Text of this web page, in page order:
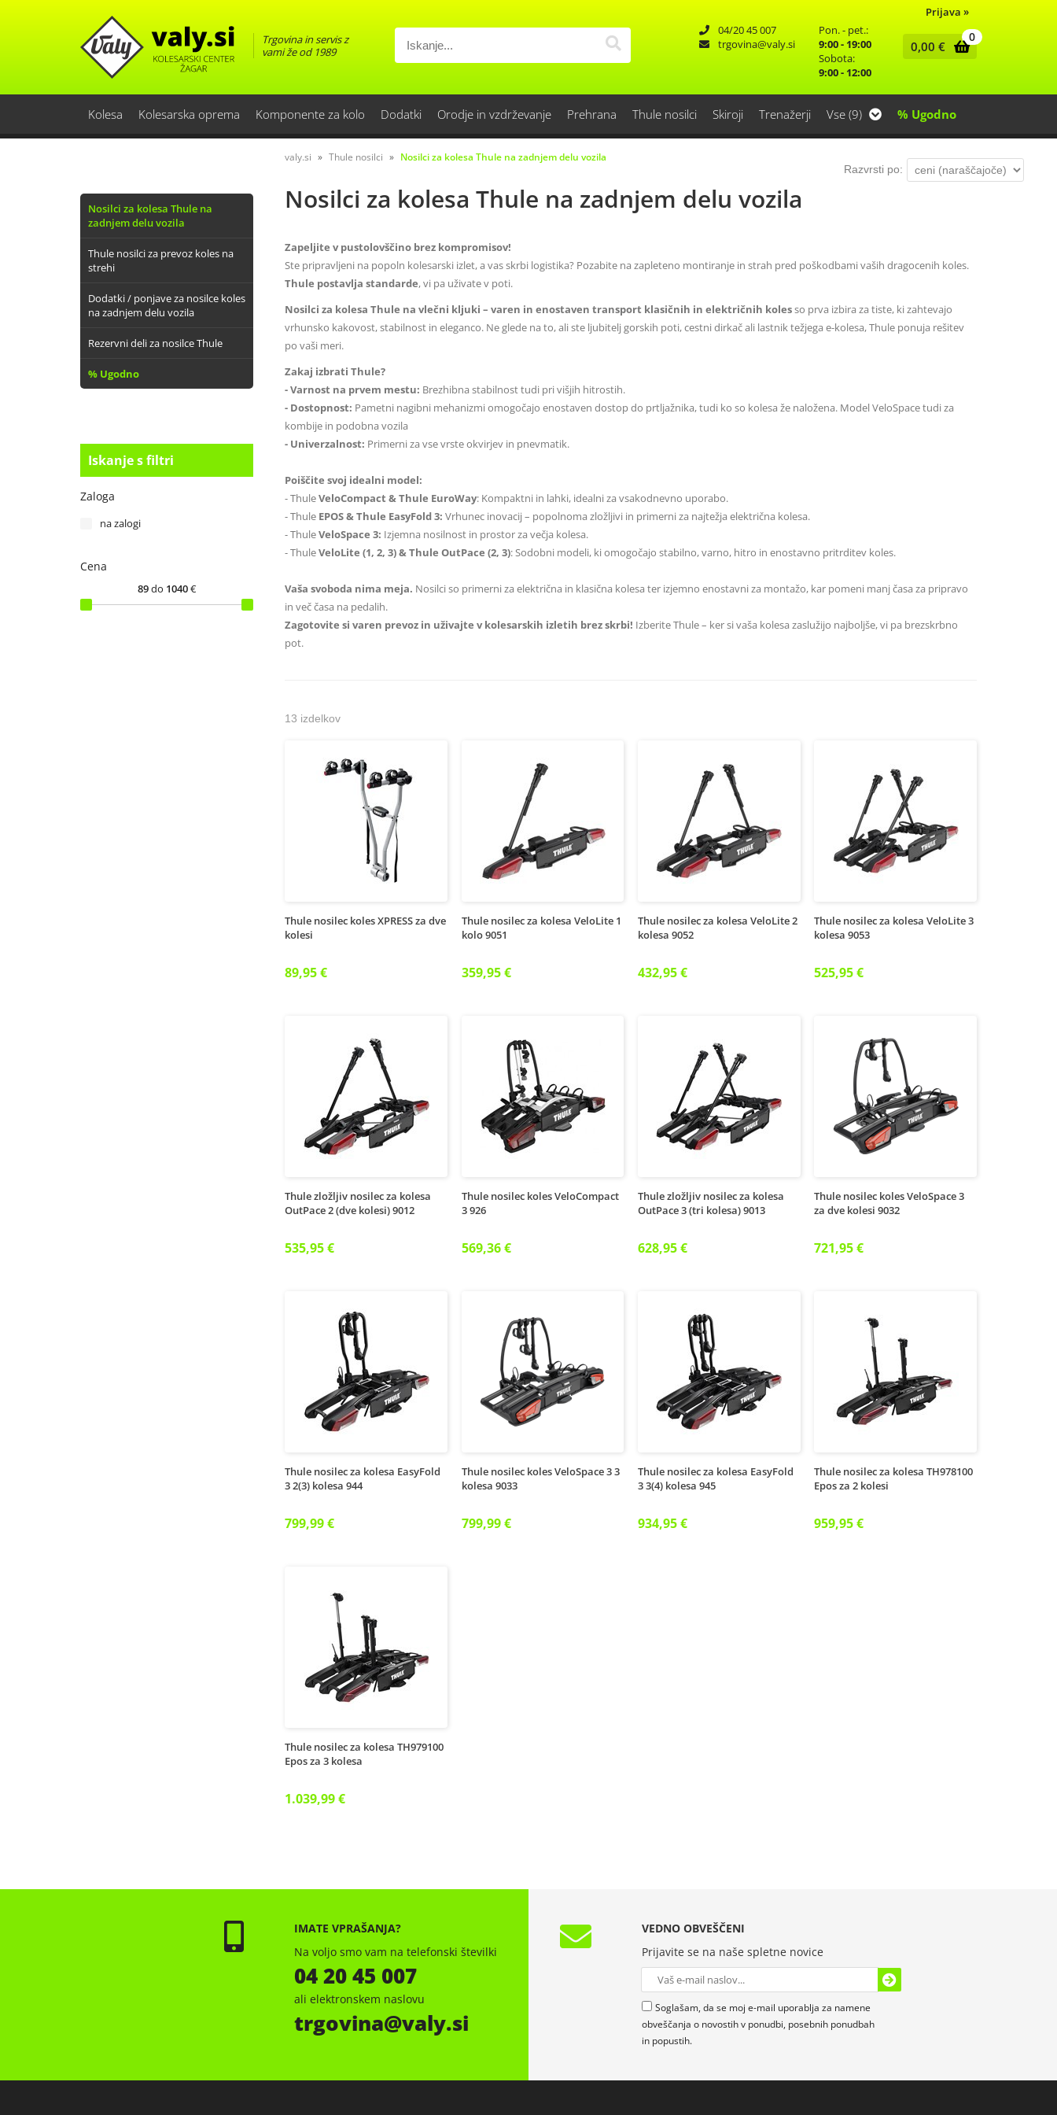
Prijava »
Trgovina in servis z
vami že od 1989
04/20 45 007
trgovina
valy.si
Pon. - pet.:
9:00 - 19:00
Sobota:
9:00 - 12:00
0
0,00 €
Kolesa Kolesarska oprema Komponente za kolo Dodatki Orodje in vzdrževanje Prehrana Thule nosilci Skiroji Trenažerji Vse (9) % Ugodno
Nosilci za kolesa Thule na
zadnjem delu vozila
Thule nosilci za prevoz koles na
strehi
Dodatki / ponjave za nosilce koles
na zadnjem delu vozila
Rezervni deli za nosilce Thule
% Ugodno
Iskanje s filtri
Zaloga
na zalogi
Cena
89do 1040€
valy.si Thule nosilci Nosilci za kolesa Thule na zadnjem delu vozila
Razvrsti po:
Nosilci za kolesa Thule na zadnjem delu vozila
Zapeljite v pustolovščino brez kompromisov!
Ste pripravljeni na popoln kolesarski izlet, a vas skrbi logistika? Pozabite na zapleteno montiranje in strah pred poškodbami vaših dragocenih koles.
Thule postavlja standarde, vi pa uživate v poti.
Nosilci za kolesa Thule na vlečni kljuki – varen in enostaven transport klasičnih in električnih kolesso prva izbira za tiste, ki zahtevajo
vrhunsko kakovost, stabilnost in eleganco. Ne glede na to, ali ste ljubitelj gorskih poti, cestni dirkač ali lastnik težjega e-kolesa, Thule ponuja rešitev
po vaši meri.
Zakaj izbrati Thule?
- Varnost na prvem mestu: Brezhibna stabilnost tudi pri višjih hitrostih.
- Dostopnost: Pametni nagibni mehanizmi omogočajo enostaven dostop do prtljažnika, tudi ko so kolesa že naložena. Model VeloSpace tudi za
kombije in podobna vozila
- Univerzalnost: Primerni za vse vrste okvirjev in pnevmatik.
Poiščite svoj idealni model:
- ThuleVeloCompact & Thule EuroWay: Kompaktni in lahki, idealni za vsakodnevno uporabo.
- Thule EPOS & Thule EasyFold 3: Vrhunec inovacij – popolnoma zložljivi in primerni za najtežja električna kolesa.
- ThuleVeloSpace 3: Izjemna nosilnost in prostor za večja kolesa.
- ThuleVeloLite (1, 2, 3) & Thule OutPace (2, 3): Sodobni modeli, ki omogočajo stabilno, varno, hitro in enostavno pritrditev koles.
Vaša svoboda nima meja. Nosilci so primerni za električna in klasična kolesa ter izjemno enostavni za montažo, kar pomeni manj časa za pripravo
in več časa na pedalih.
Zagotovite si varen prevoz in uživajte v kolesarskih izletih brez skrbi! Izberite Thule – ker si vaša kolesa zaslužijo najboljše, vi pa brezskrbno
pot.
13 izdelkov
Thule nosilec koles XPRESS za dve
kolesi
89,95 €
Thule nosilec za kolesa VeloLite 1
kolo 9051
359,95 €
Thule nosilec za kolesa VeloLite 2
kolesa 9052
432,95 €
Thule nosilec za kolesa VeloLite 3
kolesa 9053
525,95 €
Thule zložljiv nosilec za kolesa
OutPace 2 (dve kolesi) 9012
535,95 €
Thule nosilec koles VeloCompact
3 926
569,36 €
Thule zložljiv nosilec za kolesa
OutPace 3 (tri kolesa) 9013
628,95 €
Thule nosilec koles VeloSpace 3
za dve kolesi 9032
721,95 €
Thule nosilec za kolesa EasyFold
3 2(3) kolesa 944
799,99 €
Thule nosilec koles VeloSpace 3 3
kolesa 9033
799,99 €
Thule nosilec za kolesa EasyFold
3 3(4) kolesa 945
934,95 €
Thule nosilec za kolesa TH978100
Epos za 2 kolesi
959,95 €
Thule nosilec za kolesa TH979100
Epos za 3 kolesa
1.039,99 €
IMATE VPRAŠANJA?
Na voljo smo vam na telefonski številki
04 20 45 007
ali elektronskem naslovu
trgovina valy.si
VEDNO OBVEŠČENI
Prijavite se na naše spletne novice
Soglašam, da se moj e-mail uporablja za namene
obveščanja o novostih v ponudbi, posebnih ponudbah
in popustih.